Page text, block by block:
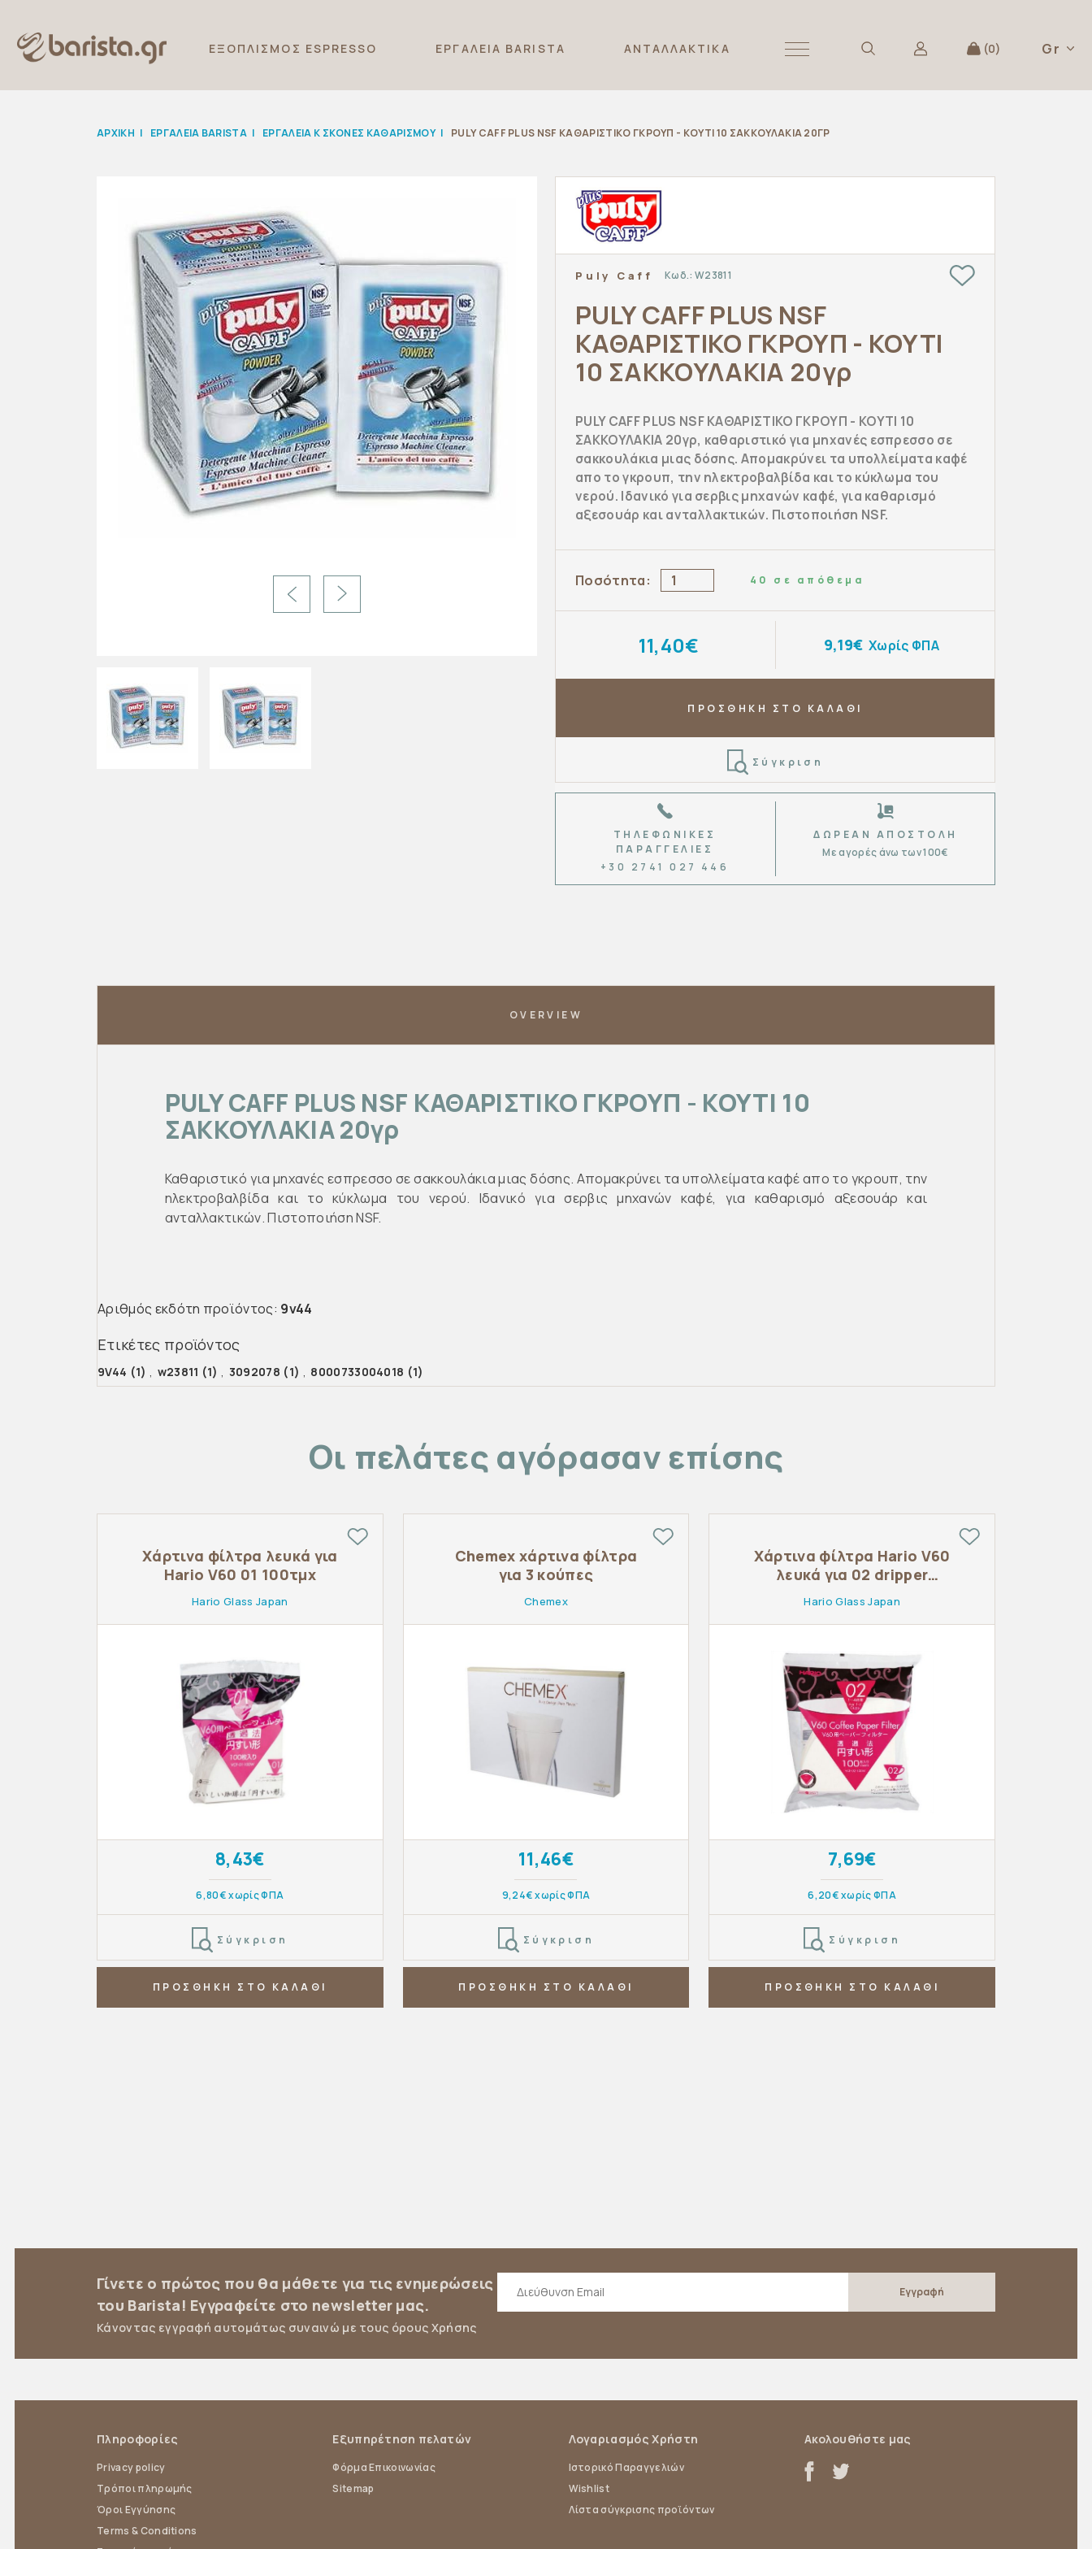
ΕΞΟΠΛΙΣΜΟΣ ESPRESSO ΕΡΓΑΛΕΙΑ BARISTA ΑΝΤΑΛΛΑΚΤΙΚΑ 0 Gr
ΑΡΧΙΚΉ | ΕΡΓΑΛΕΙΑ BARISTA | ΕΡΓΑΛΕΙΑ Κ ΣΚΟΝΕΣ ΚΑΘΑΡΙΣΜΟΥ | PULY CAFF PLUS NSF ΚΑΘΑΡΙΣΤΙΚΟ ΓΚΡΟΥΠ - ΚΟΥΤΙ 10 ΣΑΚΚΟΥΛΑΚΙΑ 20ΓΡ
Puly Caff Κωδ.: W23811
PULY CAFF PLUS NSF
ΚΑΘΑΡΙΣΤΙΚΟ ΓΚΡΟΥΠ - ΚΟΥΤΙ
10 ΣΑΚΚΟΥΛΑΚΙΑ 20γρ
PULY CAFF PLUS NSF ΚΑΘΑΡΙΣΤΙΚΟ ΓΚΡΟΥΠ - ΚΟΥΤΙ 10
ΣΑΚΚΟΥΛΑΚΙΑ 20γρ, καθαριστικό για μηχανές εσπρεσσο σε
σακκουλάκια μιας δόσης. Απομακρύνει τα υπολλείματα καφέ
απο το γκρουπ, την ηλεκτροβαλβίδα και το κύκλωμα του
νερού. Ιδανικό για σερβις μηχανών καφέ, για καθαρισμό
αξεσουάρ και ανταλλακτικών. Πιστοποιήση NSF.
Ποσότητα: 40 σε απόθεμα
11,40€ 9,19€ Χωρίς ΦΠΑ
ΠΡΟΣΘΗΚΗ ΣΤΟ ΚΑΛΑΘΙ
Σύγκριση
ΤΗΛΕΦΩΝΙΚΈΣ
ΠΑΡΑΓΓΕΛΊΕΣ
+30 2741 027 446
ΔΩΡΕΆΝ ΑΠΟΣΤΟΛΉ
Με αγορές άνω των 100€
OVERVIEW
PULY CAFF PLUS NSF ΚΑΘΑΡΙΣΤΙΚΟ ΓΚΡΟΥΠ - ΚΟΥΤΙ 10
ΣΑΚΚΟΥΛΑΚΙΑ 20γρ
Καθαριστικό για μηχανές εσπρεσσο σε σακκουλάκια μιας δόσης. Απομακρύνει τα υπολλείματα καφέ απο το γκρουπ, την
ηλεκτροβαλβίδα και το κύκλωμα του νερού. Ιδανικό για σερβις μηχανών καφέ, για καθαρισμό αξεσουάρ και
ανταλλακτικών. Πιστοποιήση NSF.
Αριθμός εκδότη προϊόντος: 9v44
Ετικέτες προϊόντος
9V44 (1) w23811 (1) 3092078 (1) 8000733004018 (1)
Οι πελάτες αγόρασαν επίσης
Χάρτινα φίλτρα λευκά για
Hario V60 01 100τμχ
Hario Glass Japan
8,43€
6,80€ χωρίς ΦΠΑ
Σύγκριση
ΠΡΟΣΘΗΚΗ ΣΤΟ ΚΑΛΑΘΙ
Chemex χάρτινα φίλτρα
για 3 κούπες
Chemex
11,46€
9,24€ χωρίς ΦΠΑ
Σύγκριση
ΠΡΟΣΘΗΚΗ ΣΤΟ ΚΑΛΑΘΙ
Χάρτινα φίλτρα Hario V60
λευκά για 02 dripper
Hario Glass Japan
7,69€
6,20€ χωρίς ΦΠΑ
Σύγκριση
ΠΡΟΣΘΗΚΗ ΣΤΟ ΚΑΛΑΘΙ
Γίνετε ο πρώτος που θα μάθετε για τις ενημερώσεις
του Barista! Εγγραφείτε στο newsletter μας.
Κάνοντας εγγραφή αυτομάτως συναινώ με τους όρους Χρήσης
Πληροφορίες
Privacy policy
Τρόποι πληρωμής
Όροι Εγγύησης
Terms & Conditions
Εξυπηρέτηση πελατών
Φόρμα Επικοινωνίας
Sitemap
Λογαριασμός Χρήστη
Ιστορικό Παραγγελιών
Wishlist
Λίστα σύγκρισης προϊόντων
Ακολουθήστε μας